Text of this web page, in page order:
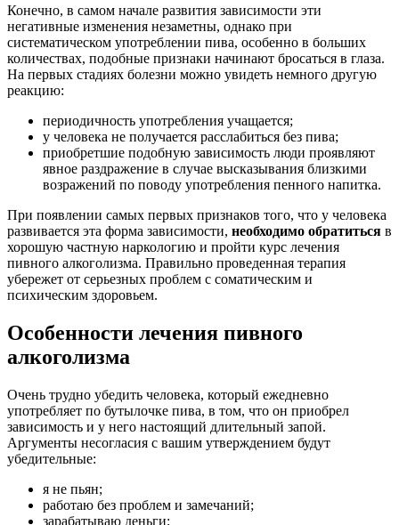
Конечно, в самом начале развития зависимости эти
негативные изменения незаметны, однако при
систематическом употреблении пива, особенно в больших
количествах, подобные признаки начинают бросаться в глаза.
На первых стадиях болезни можно увидеть немного другую
реакцию:
периодичность употребления учащается;
у человека не получается расслабиться без пива;
приобретшие подобную зависимость люди проявляют
явное раздражение в случае высказывания близкими
возражений по поводу употребления пенного напитка.
При появлении самых первых признаков того, что у человека
развивается эта форма зависимости, необходимо обратиться в
хорошую частную наркологию и пройти курс лечения
пивного алкоголизма. Правильно проведенная терапия
убережет от серьезных проблем с соматическим и
психическим здоровьем.
Особенности лечения пивного
алкоголизма
Очень трудно убедить человека, который ежедневно
употребляет по бутылочке пива, в том, что он приобрел
зависимость и у него настоящий длительный запой.
Аргументы несогласия с вашим утверждением будут
убедительные:
я не пьян;
работаю без проблем и замечаний;
зарабатываю деньги;